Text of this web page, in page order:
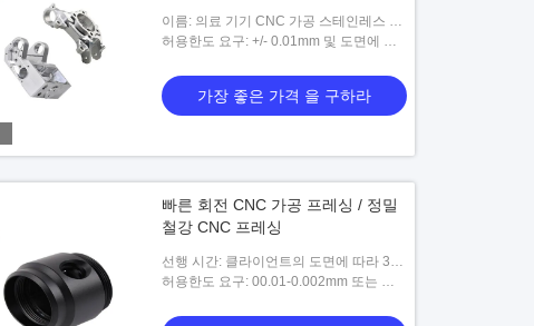
이름: 의료 기기 CNC 가공 스테인레스 스
틸 부품
허용한도 요구: +/- 0.01mm 및 도면에 따
가장 좋은 가격 을 구하라
빠른 회전 CNC 가공 프레싱 / 정밀
철강 CNC 프레싱
선행 시간: 클라이언트의 도면에 따라 3-5
일 근무
허용한도 요구: 00.01-0.002mm 또는 사